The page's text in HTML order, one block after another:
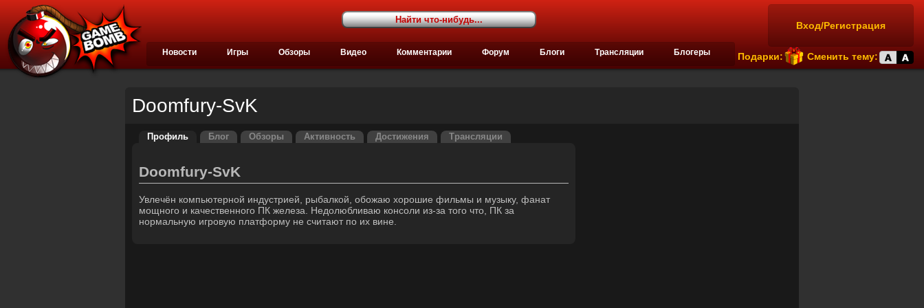
Вход/Регистрация
Подарки: Сменить тему:
Новости Игры Обзоры Видео Комментарии Форум Блоги Трансляции Блогеры
Doomfury-SvK
Профиль Блог Обзоры Активность Достижения Трансляции
Doomfury-SvK
Увлечён компьютерной индустрией, рыбалкой, обожаю хорошие фильмы и музыку, фанат
мощного и качественного ПК железа. Недолюбливаю консоли из-за того что, ПК за
нормальную игровую платформу не считают по их вине.